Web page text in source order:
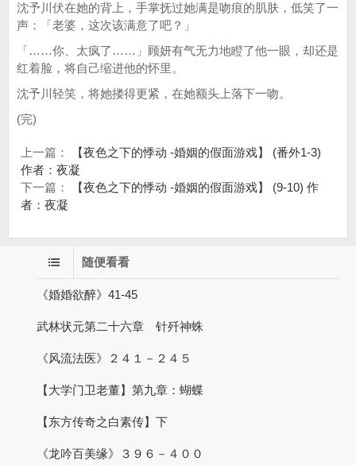
沈予川伏在她的背上，手掌抚过她满是吻痕的肌肤，低笑了一
声：「老婆，这次该满意了吧？」
「……你、太疯了……」顾妍有气无力地瞪了他一眼，却还是
红着脸，将自己缩进他的怀里。
沈予川轻笑，将她搂得更紧，在她额头上落下一吻。
(完)
上一篇：
【夜色之下的悸动 -婚姻的假面游戏】 (番外1-3)
作者：夜凝
下一篇：
【夜色之下的悸动 -婚姻的假面游戏】 (9-10) 作
者：夜凝
随便看看
《婚婚欲醉》41-45
武林状元第二十六章 针歼神蛛
《风流法医》２４１－２４５
【大学门卫老董】第九章：蝴蝶
【东方传奇之白素传】下
《龙吟百美缘》３９６－４００